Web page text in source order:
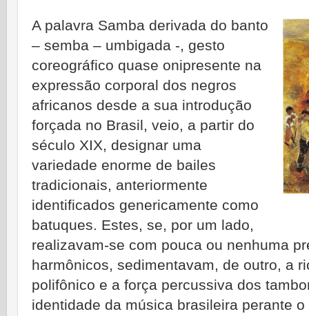
A palavra Samba derivada do banto
– semba – umbigada -, gesto
coreográfico quase onipresente na
expressão corporal dos negros
africanos desde a sua introdução
forçada no Brasil, veio, a partir do
século XIX, designar uma
variedade enorme de bailes
tradicionais, anteriormente
identificados genericamente como
batuques. Estes, se, por um lado,
realizavam-se com pouca ou nenhuma
harmônicos, sedimentavam, de outro, a
polifônico e a força percussiva dos
identidade da música brasileira perante o